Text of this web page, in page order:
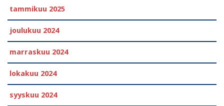
tammikuu 2025
joulukuu 2024
marraskuu 2024
lokakuu 2024
syyskuu 2024